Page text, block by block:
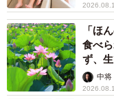
「ほ
食べ
ず、
中将